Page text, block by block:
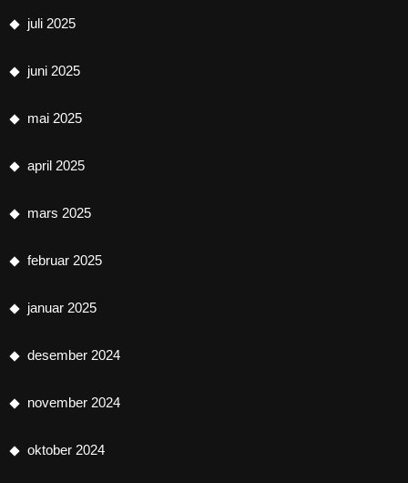
juli 2025
juni 2025
mai 2025
april 2025
mars 2025
februar 2025
januar 2025
desember 2024
november 2024
oktober 2024